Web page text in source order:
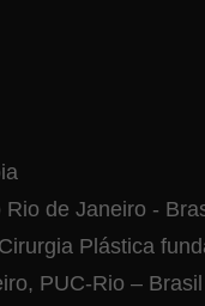
de Janeiro -
Plástica
PUC-Rio – Brasil